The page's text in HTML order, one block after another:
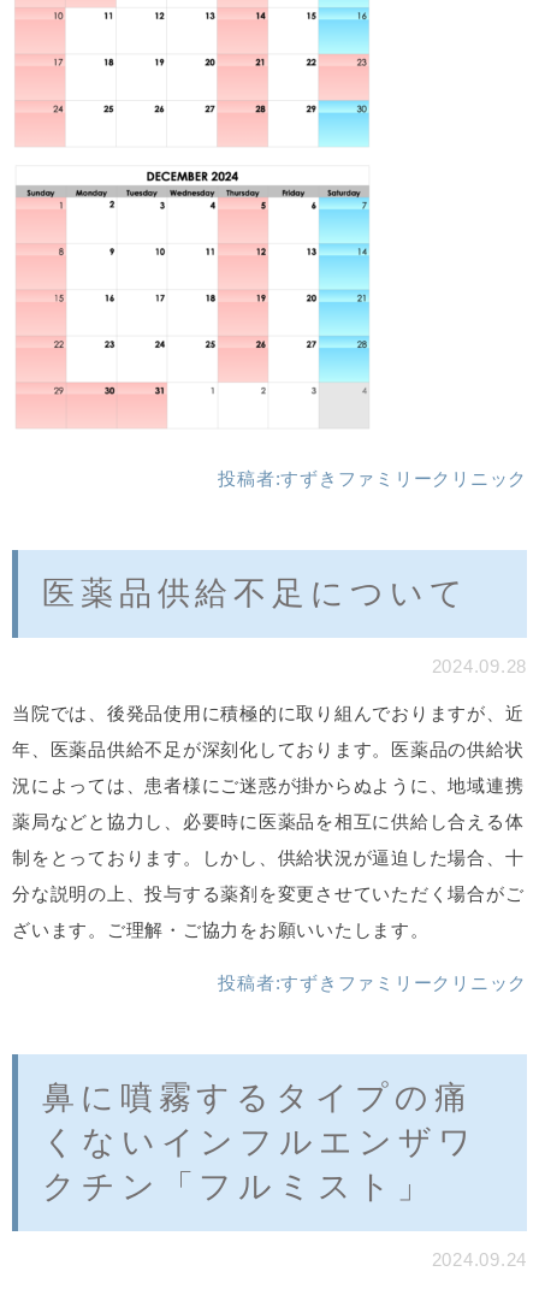
投稿者:すずきファミリークリニック
医薬品供給不足について
2024.09.28
当院では、後発品使用に積極的に取り組んでおりますが、近
年、医薬品供給不足が深刻化しております。医薬品の供給状
況によっては、患者様にご迷惑が掛からぬように、地域連携
薬局などと協力し、必要時に医薬品を相互に供給し合える体
制をとっております。しかし、供給状況が逼迫した場合、十
分な説明の上、投与する薬剤を変更させていただく場合がご
ざいます。ご理解・ご協力をお願いいたします。
投稿者:すずきファミリークリニック
鼻に噴霧するタイプの痛
くないインフルエンザワ
クチン「フルミスト」
2024.09.24